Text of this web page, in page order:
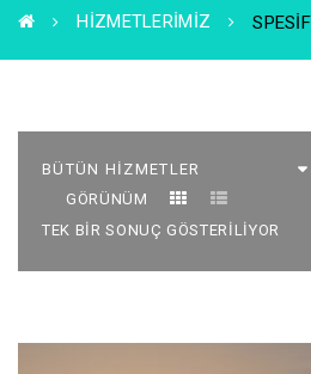
HIZMETLERIMIZ
GÖRÜNÜM
TEK BIR SONUÇ GÖSTERILIYOR